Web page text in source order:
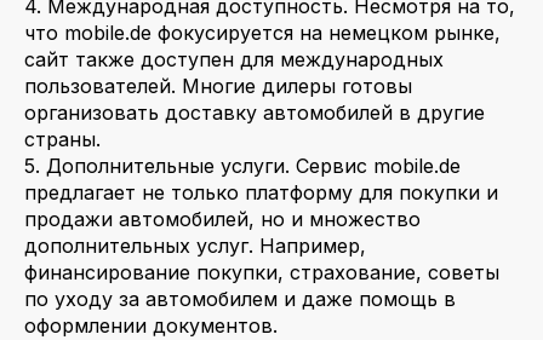
4. Международная доступность. Несмотря на то,
что mobile.de фокусируется на немецком рынке,
сайт также доступен для международных
пользователей. Многие дилеры готовы
организовать доставку автомобилей в другие
страны.
5. Дополнительные услуги. Сервис mobile.de
предлагает не только платформу для покупки и
продажи автомобилей, но и множество
дополнительных услуг. Например,
финансирование покупки, страхование, советы
по уходу за автомобилем и даже помощь в
оформлении документов.